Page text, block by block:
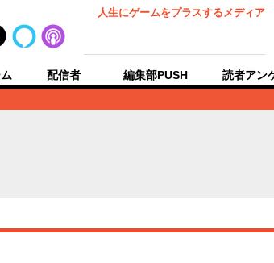
人生にゲームをプラスするメディア
配信者 編集部PUSH 読者アン